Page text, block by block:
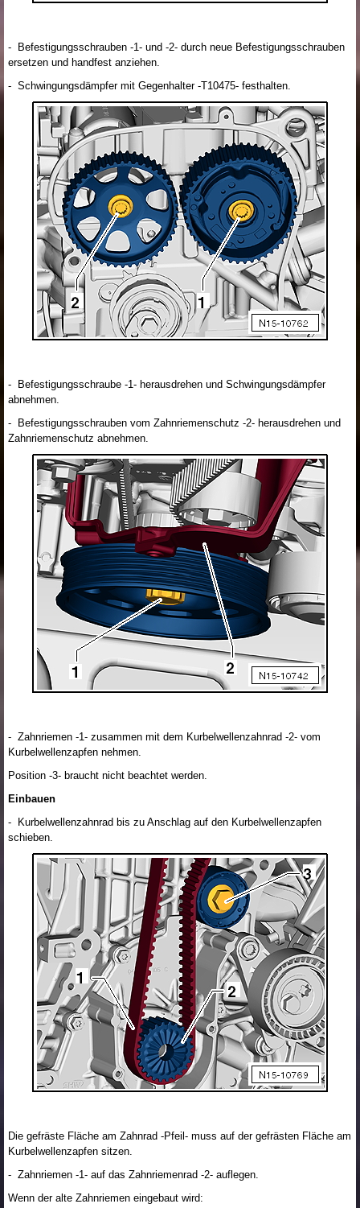
- Befestigungsschrauben -1- und -2- durch neue Befestigungsschrauben
ersetzen und handfest anziehen.
- Schwingungsdämpfer mit Gegenhalter -T10475- festhalten.
- Befestigungsschraube -1- herausdrehen und Schwingungsdämpfer
abnehmen.
- Befestigungsschrauben vom Zahnriemenschutz -2- herausdrehen und
Zahnriemenschutz abnehmen.
- Zahnriemen -1- zusammen mit dem Kurbelwellenzahnrad -2- vom
Kurbelwellenzapfen nehmen.
Position -3- braucht nicht beachtet werden.
Einbauen
- Kurbelwellenzahnrad bis zu Anschlag auf den Kurbelwellenzapfen
schieben.
Die gefräste Fläche am Zahnrad -Pfeil- muss auf der gefrästen Fläche am
Kurbelwellenzapfen sitzen.
- Zahnriemen -1- auf das Zahnriemenrad -2- auflegen.
Wenn der alte Zahnriemen eingebaut wird: